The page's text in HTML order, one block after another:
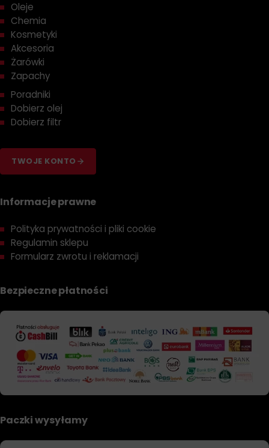
Oleje
Chemia
Kosmetyki
Akcesoria
Żarówki
Zapachy
Poradniki
Dobierz olej
Dobierz filtr
TWOJE KONTO
Informacje prawne
Polityka prywatności i pliki cookie
Regulamin sklepu
Formularz zwrotu i reklamacji
Bezpieczne płatności
Paczki wysyłamy